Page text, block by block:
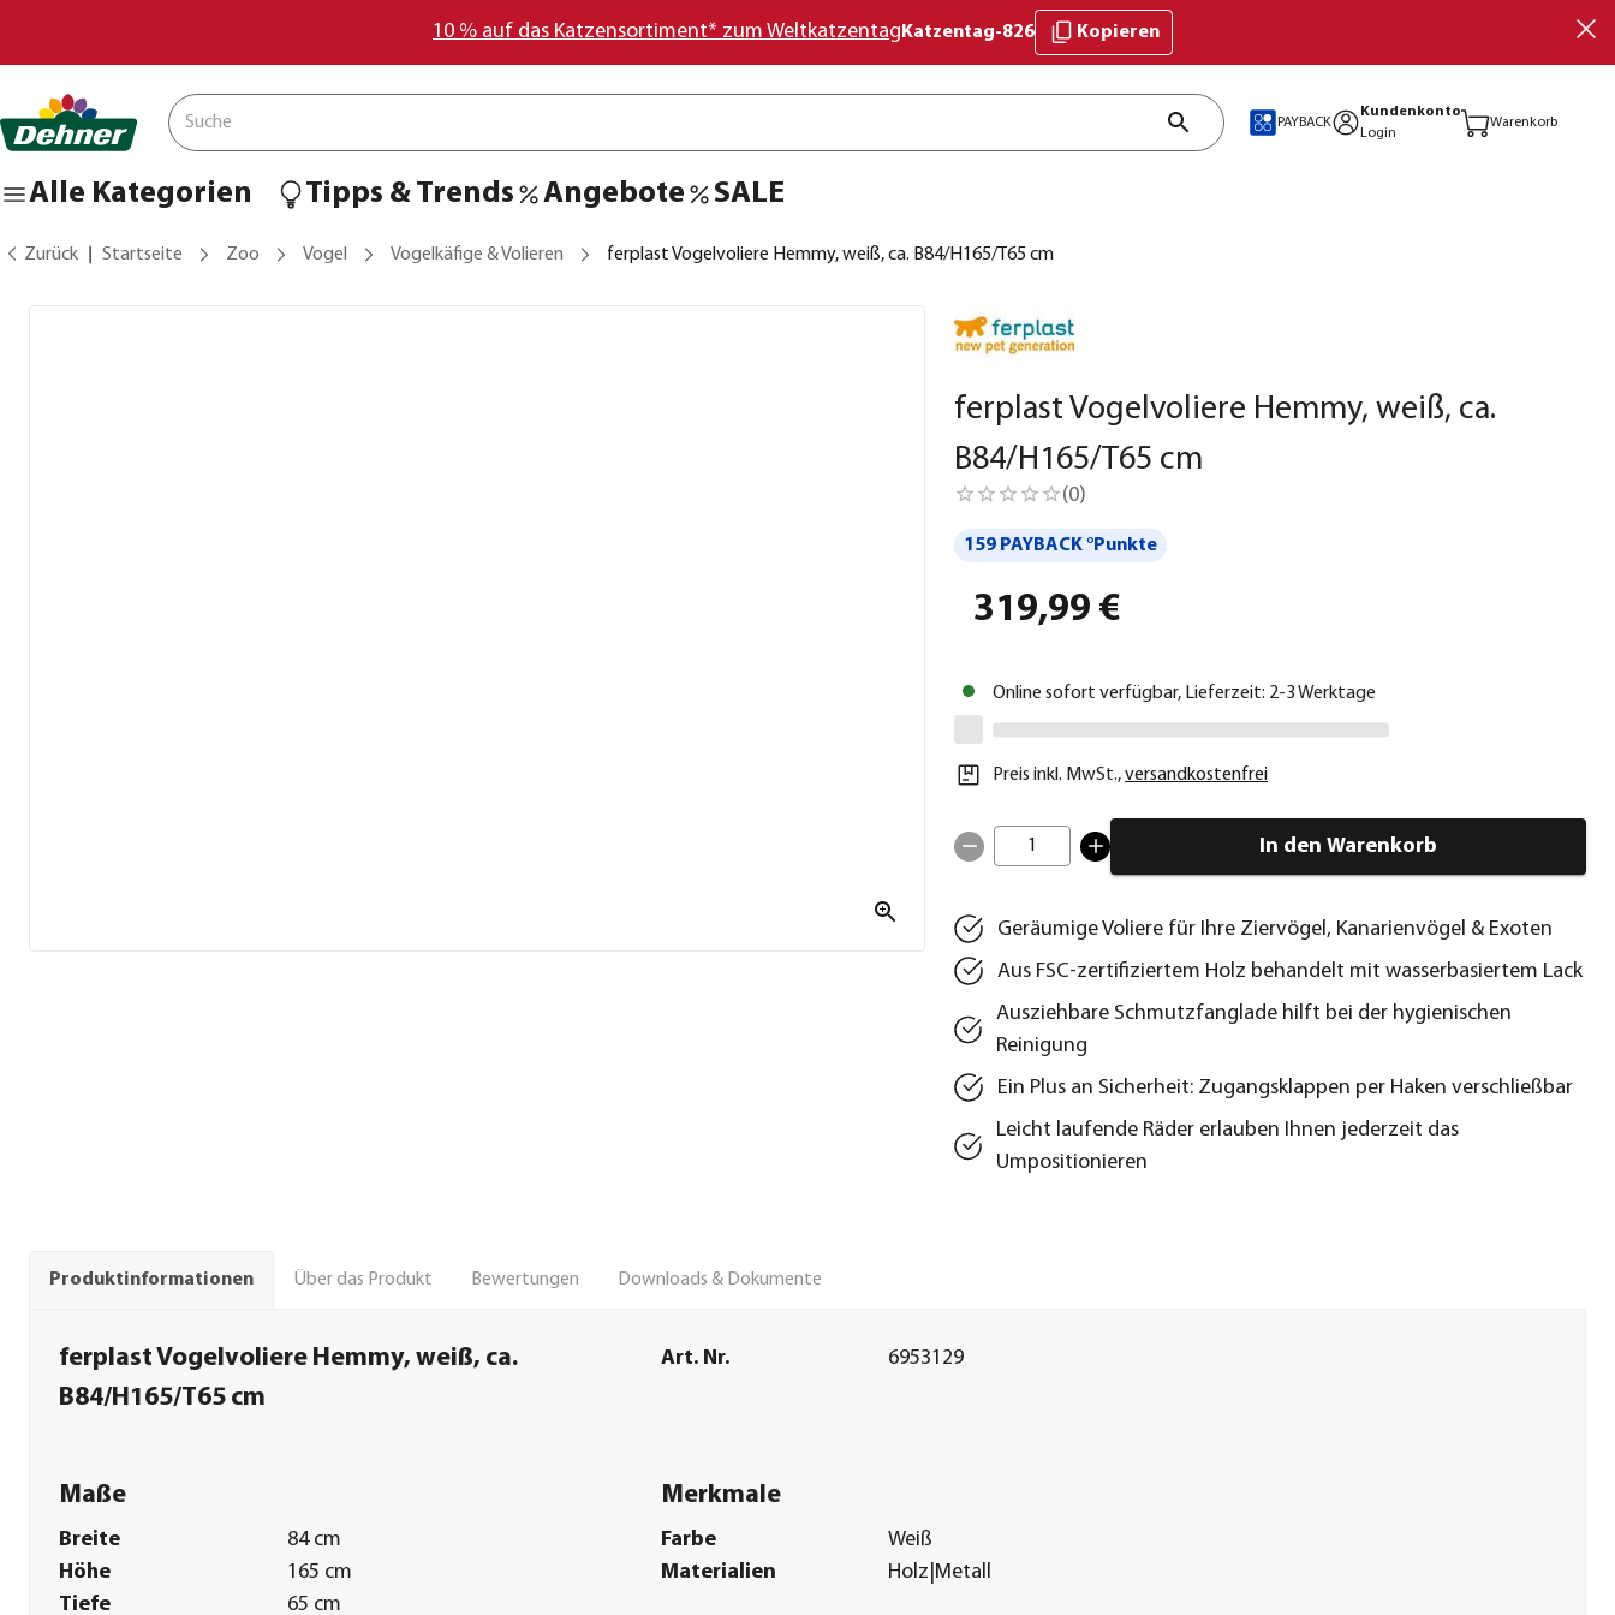
10 % auf das Katzensortiment* zum Weltkatzentag Katzentag-826 Kopieren
PAYBACK
Kundenkonto
Login
Warenkorb
Alle Kategorien Tipps & Trends Angebote SALE
Zurück Startseite Zoo Vogel Vogelkäfige & Volieren ferplast Vogelvoliere Hemmy, weiß, ca. B84/H165/T65 cm
ferplast Vogelvoliere Hemmy, weiß, ca.
B84/H165/T65 cm
(0)
159 PAYBACK °Punkte
319,99 €
Online sofort verfügbar, Lieferzeit: 2-3 Werktage
Preis inkl. MwSt.,versandkostenfrei
1 In den Warenkorb
Geräumige Voliere für Ihre Ziervögel, Kanarienvögel & Exoten
Aus FSC-zertifiziertem Holz behandelt mit wasserbasiertem Lack
Ausziehbare Schmutzfanglade hilft bei der hygienischen
Reinigung
Ein Plus an Sicherheit: Zugangsklappen per Haken verschließbar
Leicht laufende Räder erlauben Ihnen jederzeit das
Umpositionieren
Produktinformationen Über das Produkt Bewertungen Downloads & Dokumente
ferplast Vogelvoliere Hemmy, weiß, ca.
B84/H165/T65 cm
Art. Nr. 6953129
Maße
Breite
84 cm
Höhe
165 cm
Tiefe
65 cm
Merkmale
Farbe
Weiß
Materialien
Holz|Metall